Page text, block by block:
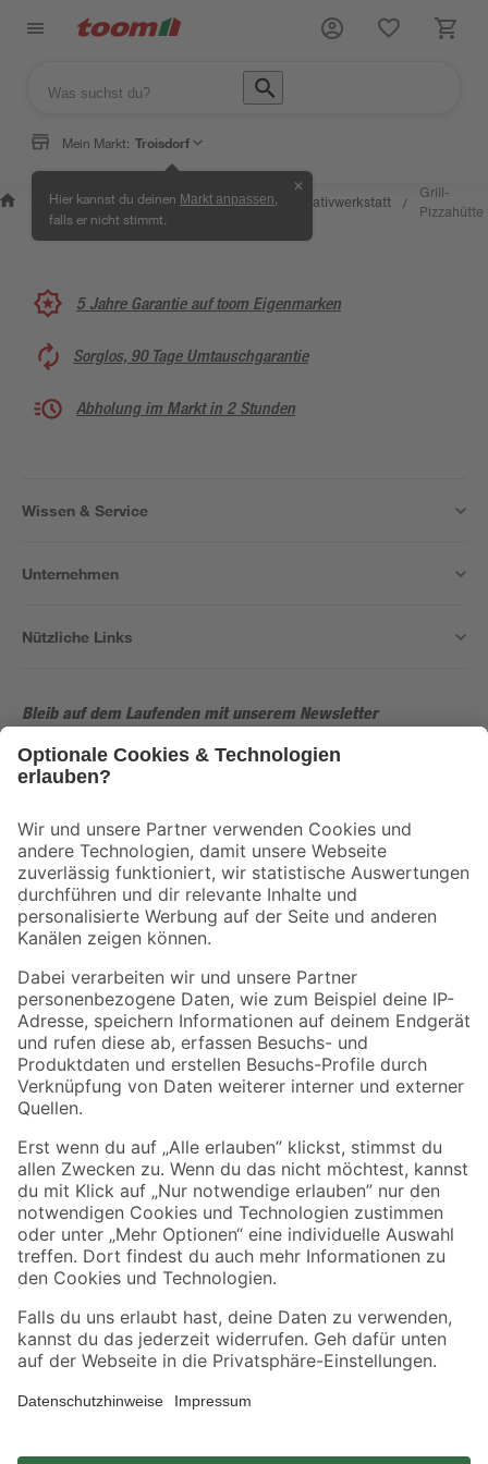
Mein Markt: Troisdorf
Hier kannst du deinen Markt anpassen
falls er nicht stimmt.
✕
Wissen &
Service
/
Selbermachen &
Ratgeber
/ Kreativwerkstatt /
Grill-
Pizzahütte
5 Jahre Garantie auf toom Eigenmarken
Sorglos, 90 Tage Umtauschgarantie
Abholung im Markt in 2 Stunden
Wissen & Service
Unternehmen
Nützliche Links
Bleib auf dem Laufenden mit unserem Newsletter
Der toom Newsletter: Keine Angebote und Aktionen mehr verpassen!
Folge uns
Zahlungsarten Versandarten
Sicher einkaufen
Jetzt die toom-App herunterladen
Alle Preisangaben in EUR inkl. gesetzl. MwSt.. Die dargestellten Angebote sind unter
Umständen nicht in allen Märkten verfügbar. Die angegebenen Verfügbarkeiten beziehen
sich auf den unter "Mein Markt" ausgewählten toom Baumarkt. Alle Angebote und
*Paketversand ab 59 € versandkostenfrei, gilt nicht für Artikel mit Speditionsversand, hier
fallen zusätzliche Versandkosten an.